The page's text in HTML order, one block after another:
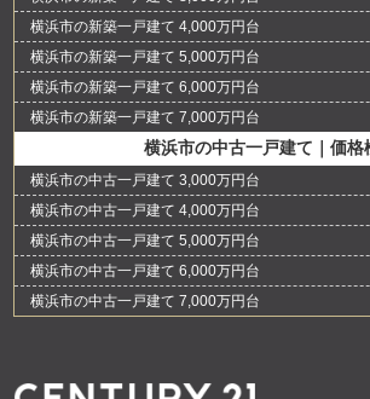
横浜市の新築一戸建て 4,000万円台
横浜市の新築一戸建て 5,000万円台
横浜市の新築一戸建て 6,000万円台
横浜市の新築一戸建て 7,000万円台
横浜市の中古一戸建て｜価格
横浜市の中古一戸建て 3,000万円台
横浜市の中古一戸建て 4,000万円台
横浜市の中古一戸建て 5,000万円台
横浜市の中古一戸建て 6,000万円台
横浜市の中古一戸建て 7,000万円台